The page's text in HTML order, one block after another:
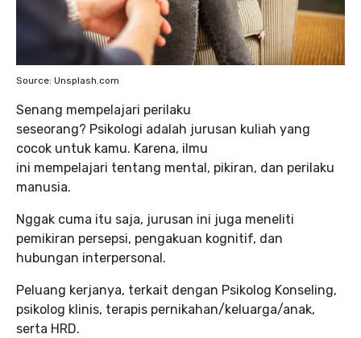
Source: Unsplash.com
Senang mempelajari perilaku
seseorang? Psikologi adalah jurusan kuliah yang
cocok untuk kamu. Karena, ilmu
ini mempelajari tentang mental, pikiran, dan perilaku
manusia.
Nggak cuma itu saja, jurusan ini juga meneliti
pemikiran persepsi, pengakuan kognitif, dan
hubungan interpersonal.
Peluang kerjanya, terkait dengan Psikolog Konseling,
psikolog klinis, terapis pernikahan/keluarga/anak,
serta HRD.